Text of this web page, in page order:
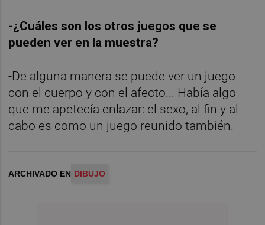
-¿Cuáles son los otros juegos que se
pueden ver en la muestra?
-De alguna manera se puede ver un juego
con el cuerpo y con el afecto... Había algo
que me apetecía enlazar: el sexo, al fin y al
cabo es como un juego reunido también.
ARCHIVADO EN DIBUJO